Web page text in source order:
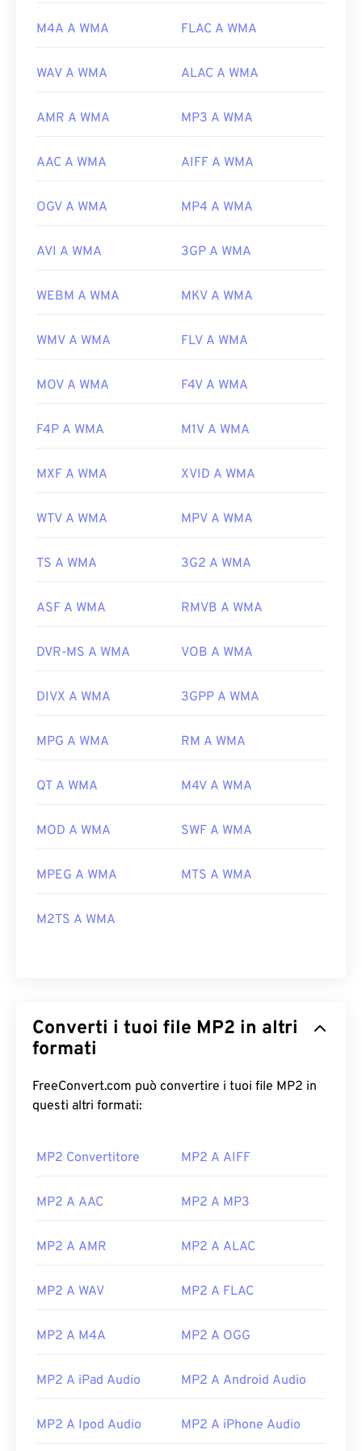
00 00 00 00
00 00 00 00
codecs
M4A A WMA FLAC A WMA
WAV A WMA ALAC A WMA
AMR A WMA MP3 A WMA
AAC A WMA AIFF A WMA
OGV A WMA MP4 A WMA
AVI A WMA 3GP A WMA
WEBM A WMA MKV A WMA
WMV A WMA FLV A WMA
MOV A WMA F4V A WMA
F4P A WMA M1V A WMA
MXF A WMA XVID A WMA
WTV A WMA MPV A WMA
TS A WMA 3G2 A WMA
ASF A WMA RMVB A WMA
DVR-MS A WMA VOB A WMA
DIVX A WMA 3GPP A WMA
MPG A WMA RM A WMA
QT A WMA M4V A WMA
MOD A WMA SWF A WMA
MPEG A WMA MTS A WMA
M2TS A WMA
Converti i tuoi file MP2 in altri
formati
FreeConvert.com può convertire i tuoi file MP2 in
questi altri formati:
MP2 Convertitore MP2 A AIFF
MP2 A AAC MP2 A MP3
MP2 A AMR MP2 A ALAC
MP2 A WAV MP2 A FLAC
MP2 A M4A MP2 A OGG
MP2 A iPad Audio MP2 A Android Audio
MP2 A Ipod Audio MP2 A iPhone Audio